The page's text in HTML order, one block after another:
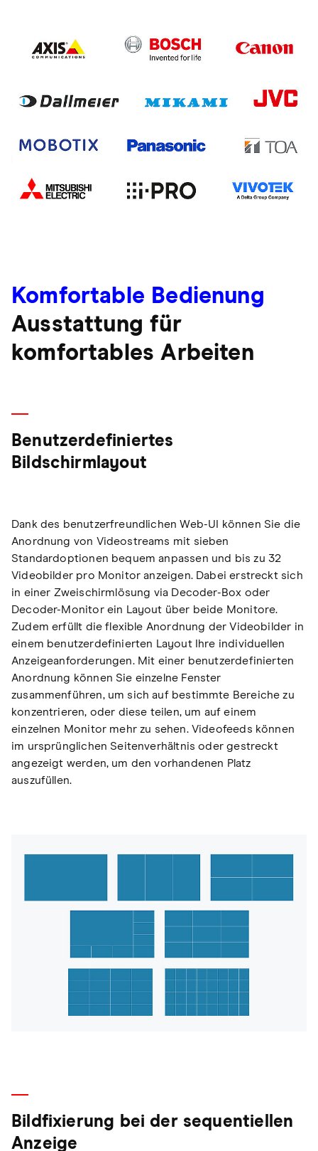
Komfortable Bedienung
Ausstattung für
komfortables Arbeiten
Benutzerdefiniertes
Bildschirmlayout
Dank des benutzerfreundlichen Web-UI können Sie die
Anordnung von Videostreams mit sieben
Standardoptionen bequem anpassen und bis zu 32
Videobilder pro Monitor anzeigen. Dabei erstreckt sich
in einer Zweischirmlösung via Decoder-Box oder
Decoder-Monitor ein Layout über beide Monitore.
Zudem erfüllt die flexible Anordnung der Videobilder in
einem benutzerdefinierten Layout Ihre individuellen
Anzeigeanforderungen. Mit einer benutzerdefinierten
Anordnung können Sie einzelne Fenster
zusammenführen, um sich auf bestimmte Bereiche zu
konzentrieren, oder diese teilen, um auf einem
einzelnen Monitor mehr zu sehen. Videofeeds können
im ursprünglichen Seitenverhältnis oder gestreckt
angezeigt werden, um den vorhandenen Platz
auszufüllen.
Bildfixierung bei der sequentiellen
Anzeige